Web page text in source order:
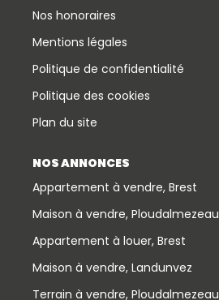
Nos honoraires
Mentions légales
Politique de confidentialité
Politique des cookies
Plan du site
NOS ANNONCES
Appartement à vendre, Brest
Maison à vendre, Ploudalmezeau
Appartement à louer, Brest
Maison à vendre, Landunvez
Terrain à vendre, Ploudalmezeau